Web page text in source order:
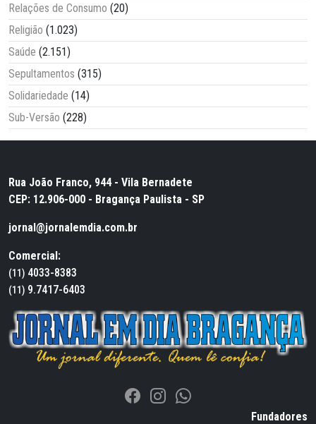
Relações de Consumo (20)
Religião (1.023)
Saúde (2.151)
Sepultamentos (315)
Solidariedade (14)
Sub-Versão (228)
Rua João Franco, 944 - Vila Bernadete
CEP: 12.906-000 - Bragança Paulista - SP
jornal@jornalemdia.com.br
Comercial:
(11) 4033-8383
(11) 9.7417-6403
Fundadores